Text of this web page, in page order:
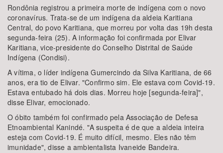
BUSCAR
Rondônia registrou a primeira morte de indígena com o novo
coronavírus. Trata-se de um indígena da aldeia Karitiana
Central, do povo Karitiana, que morreu por volta das 19h desta
segunda-feira (25). A informação foi confirmada por Elivar
Karitiana, vice-presidente do Conselho Distrital de Saúde
Indígena (Condisi).
A vítima, o líder indígena Gumercindo da Silva Karitiana, de 66
anos, era tio de Elivar. "Confirmo sim. Ele estava com Covid-19.
Estava entubado há dois dias. Morreu hoje [segunda-feira]",
disse Elivar, emocionado.
O óbito também foi confirmado pela Associação de Defesa
Etnoambiental Kanindé. "A suspeita é de que a aldeia inteira
esteja com Covid-19. É muito difícil, mesmo. Eles não têm
imunidade", disse a ambientalista Ivaneide Bandeira.